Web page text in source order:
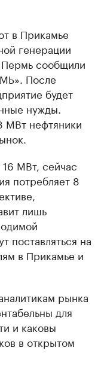
в Прикамье
генерации
сообщили
После
будет
нужды.
МВт нефтяники
МВт, сейчас
потребляет 8
лишь
поставляться на
в Прикамье и
рынка
для
и каковы
в открытом